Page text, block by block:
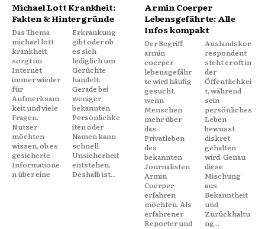
Michael Lott Krankheit:
Fakten & Hintergründe
Das Thema
michael lott
krankheit
sorgt im
Internet
immer wieder
für
Aufmerksam
keit und viele
Fragen.
Nutzer
möchten
wissen, ob es
gesicherte
Informatione
n über eine
Erkrankung
gibt oder ob
es sich
lediglich um
Gerüchte
handelt.
Gerade bei
weniger
bekannten
Persönlichke
iten oder
Namen kann
schnell
Unsicherheit
entstehen.
Deshalb ist...
Armin Coerper
Lebensgefährte: Alle
Infos kompakt
Der Begriff
armin
coerper
lebensgefähr
te wird häufig
gesucht,
wenn
Menschen
mehr über
das
Privatleben
des
bekannten
Journalisten
Armin
Coerper
erfahren
möchten. Als
erfahrener
Reporter und
Auslandskor
respondent
steht er oft in
der
Öffentlichkei
t, während
sein
persönliches
Leben
bewusst
diskret
gehalten
wird. Genau
diese
Mischung
aus
Bekanntheit
und
Zurückhaltu
ng...